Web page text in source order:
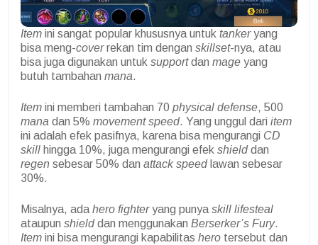
Item ini sangat popular khususnya untuk tankeryang
bisa meng-coverrekan tim dengan skillset-nya, atau
bisa juga digunakan untuk supportdan mage yang
butuh tambahan mana.
Item ini memberi tambahan 70 physical defense, 500
mana dan 5% movement speed. Yang unggul dari item
ini adalah efek pasifnya, karena bisa mengurangi CD
skill hingga 10%, juga mengurangi efek shielddan
regen sebesar 50% dan attack speed lawan sebesar
30%.
Misalnya, ada hero fighteryang punya skill lifesteal
ataupun shielddan menggunakan Berserker’s Fury.
Item ini bisa mengurangi kapabilitas hero tersebut dan